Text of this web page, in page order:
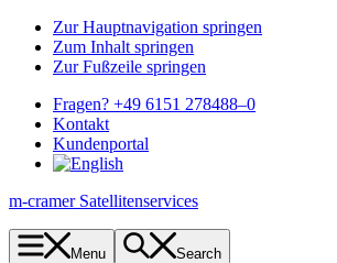
Zur Hauptnavigation springen
Zum Inhalt springen
Zur Fußzeile springen
Fragen? +49 6151 278488–0
Kontakt
Kundenportal
m-cramer Satellitenservices
Menu Search